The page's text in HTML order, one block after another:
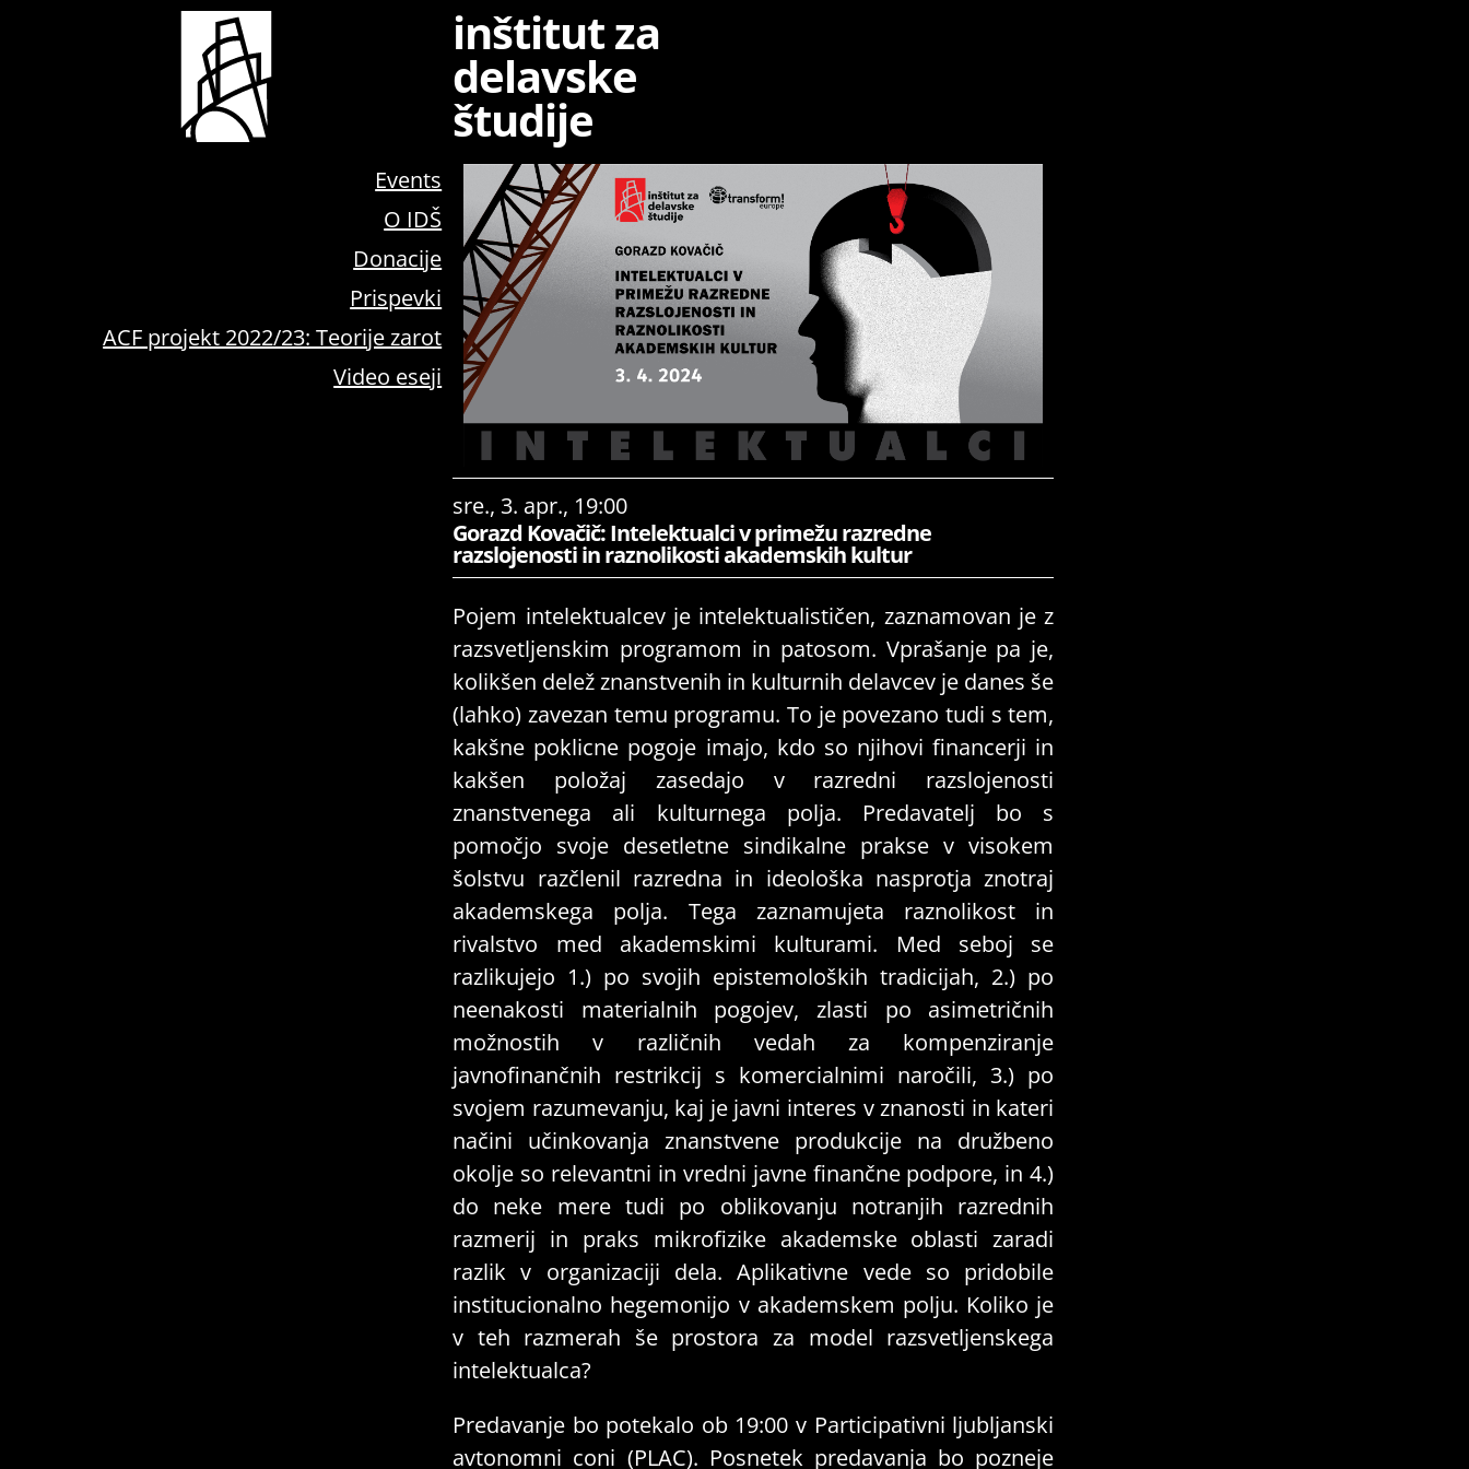
inštitut za
delavske
študije
Events
O IDŠ
Donacije
Prispevki
ACF projekt 2022/23: Teorije zarot
Video eseji
sre., 3. apr., 19:00
Gorazd Kovačič: Intelektualci v primežu razredne
razslojenosti in raznolikosti akademskih kultur
Pojem intelektualcev je intelektualističen, zaznamovan je z
razsvetljenskim programom in patosom. Vprašanje pa je,
kolikšen delež znanstvenih in kulturnih delavcev je danes še
(lahko) zavezan temu programu. To je povezano tudi s tem,
kakšne poklicne pogoje imajo, kdo so njihovi financerji in
kakšen položaj zasedajo v razredni razslojenosti
znanstvenega ali kulturnega polja. Predavatelj bo s
pomočjo svoje desetletne sindikalne prakse v visokem
šolstvu razčlenil razredna in ideološka nasprotja znotraj
akademskega polja. Tega zaznamujeta raznolikost in
rivalstvo med akademskimi kulturami. Med seboj se
razlikujejo 1.) po svojih epistemoloških tradicijah, 2.) po
neenakosti materialnih pogojev, zlasti po asimetričnih
možnostih v različnih vedah za kompenziranje
javnofinančnih restrikcij s komercialnimi naročili, 3.) po
svojem razumevanju, kaj je javni interes v znanosti in kateri
načini učinkovanja znanstvene produkcije na družbeno
okolje so relevantni in vredni javne finančne podpore, in 4.)
do neke mere tudi po oblikovanju notranjih razrednih
razmerij in praks mikrofizike akademske oblasti zaradi
razlik v organizaciji dela. Aplikativne vede so pridobile
institucionalno hegemonijo v akademskem polju. Koliko je
v teh razmerah še prostora za model razsvetljenskega
intelektualca?
Predavanje bo potekalo ob 19:00 v Participativni ljubljanski
avtonomni coni (PLAC). Posnetek predavanja bo pozneje